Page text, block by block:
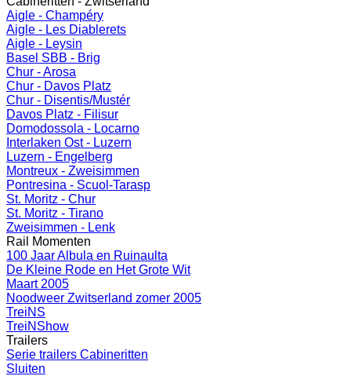
Aigle - Champéry
Aigle - Les Diablerets
Aigle - Leysin
Basel SBB - Brig
Chur - Arosa
Chur - Davos Platz
Chur - Disentis/Mustér
Davos Platz - Filisur
Domodossola - Locarno
Interlaken Ost - Luzern
Luzern - Engelberg
Montreux - Zweisimmen
Pontresina - Scuol-Tarasp
St. Moritz - Chur
St. Moritz - Tirano
Zweisimmen - Lenk
Rail Momenten
100 Jaar Albula en Ruinaulta
De Kleine Rode en Het Grote Wit
Maart 2005
Noodweer Zwitserland zomer 2005
TreiNS
TreiNShow
Trailers
Serie trailers Cabineritten
Sluiten